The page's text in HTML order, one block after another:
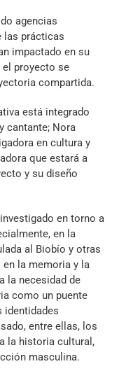
agencias
las prácticas
impactado en su
proyecto se
compartida.
está integrado
cantante; Nora
en cultura y
que estará a
y su diseño
en torno a
en la
al Biobío y otras
la memoria y la
la necesidad de
como un puente
identidades
entre ellas, los
la historia cultural,
masculina.